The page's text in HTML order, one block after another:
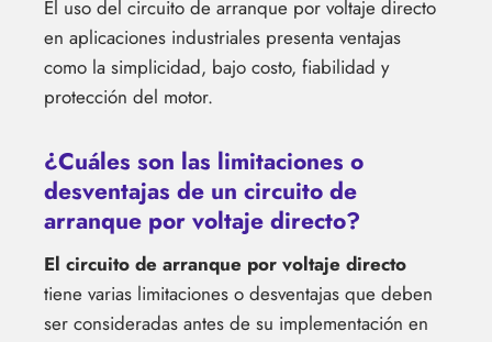
El uso del circuito de arranque por voltaje directo
en aplicaciones industriales presenta ventajas
como la simplicidad, bajo costo, fiabilidad y
protección del motor.
¿Cuáles son las limitaciones o
desventajas de un circuito de
arranque por voltaje directo?
El circuito de arranque por voltaje directo
tiene varias limitaciones o desventajas que deben
ser consideradas antes de su implementación en